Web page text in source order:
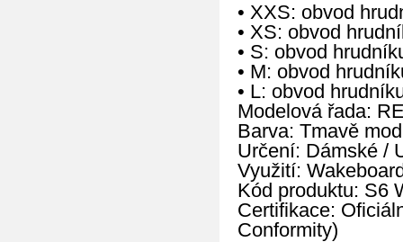
• XXS: obvod
• XS: obvod
• S: obvod
• M: obvod
• L: obvod
Modelová řada:
Barva: Tmavě
Určení: Dámské /
Využití:
Kód produktu: S6
Certifikace:
Conformity)